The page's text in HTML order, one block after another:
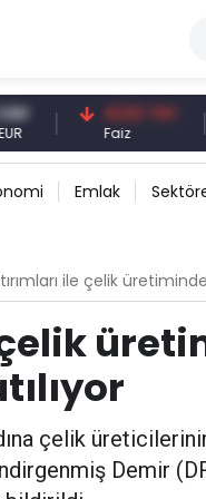
41,53 TRY
Faiz
Emlak
ile çelik üretiminde
çelik
çelik
Demir